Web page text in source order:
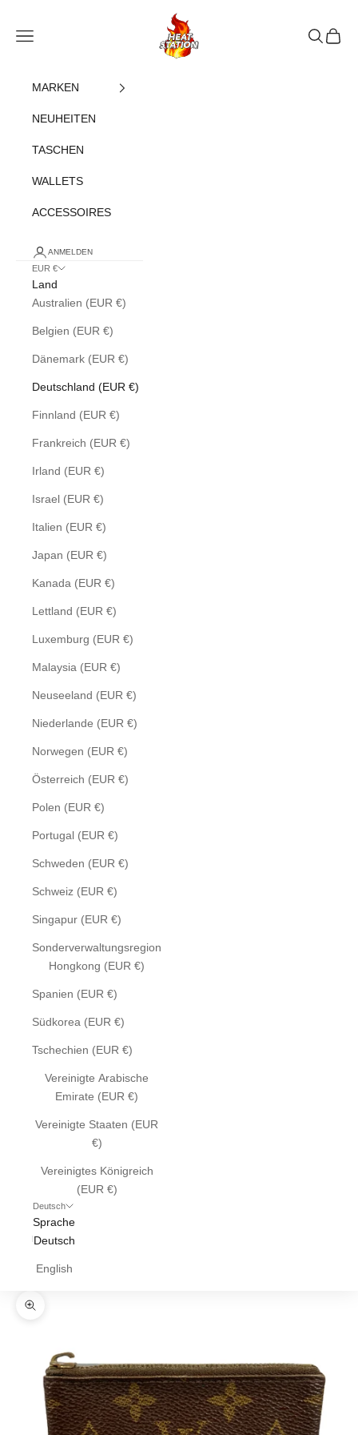
heatstation
Navigationsmenü öffnen
Suche
MARKEN
NEUHEITEN
TASCHEN
WALLETS
ACCESSOIRES
ANMELDEN
EUR €
Land
Australien (EUR €)
Belgien (EUR €)
Dänemark (EUR €)
Deutschland (EUR €)
Finnland (EUR €)
Frankreich (EUR €)
Irland (EUR €)
Israel (EUR €)
Italien (EUR €)
Japan (EUR €)
Kanada (EUR €)
Lettland (EUR €)
Luxemburg (EUR €)
Malaysia (EUR €)
Neuseeland (EUR €)
Niederlande (EUR €)
Norwegen (EUR €)
Österreich (EUR €)
Polen (EUR €)
Portugal (EUR €)
Schweden (EUR €)
Schweiz (EUR €)
Singapur (EUR €)
Sonderverwaltungsregion
Hongkong (EUR €)
Spanien (EUR €)
Südkorea (EUR €)
Tschechien (EUR €)
Vereinigte Arabische
Emirate (EUR €)
Vereinigte Staaten (EUR
€)
Vereinigtes Königreich
(EUR €)
Deutsch
Sprache
Deutsch
English
Bild vergrößern